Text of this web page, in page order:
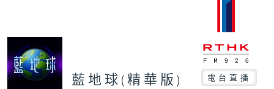
藍地球(精華版) 電台直播